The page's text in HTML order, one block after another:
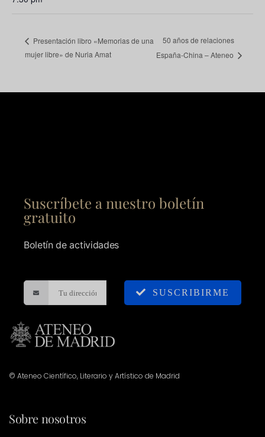
Presentación libro «Memorias de una
mujer libre» de Nuria Amat
50 años de relaciones
España-China – Ateneo
Suscríbete a nuestro boletín
gratuito
Boletín de actividades
SUSCRIBIRME
© Ateneo Científico, Literario y Artístico de Madrid
Sobre nosotros